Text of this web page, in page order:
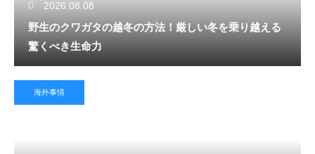
2026.08.08
野生のクワガタの越冬の方法！厳しい冬を乗り越える
驚くべき生命力
海外事情